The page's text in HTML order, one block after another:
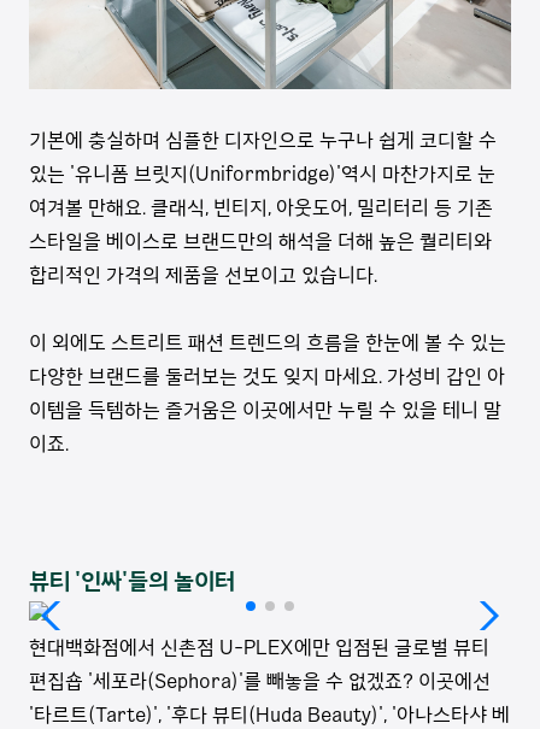
기본에 충실하며 심플한 디자인으로 누구나 쉽게 코디할 수
있는 '유니폼 브릿지(Uniformbridge)'역시 마찬가지로 눈
여겨볼 만해요. 클래식, 빈티지, 아웃도어, 밀리터리 등 기존
스타일을 베이스로 브랜드만의 해석을 더해 높은 퀄리티와
합리적인 가격의 제품을 선보이고 있습니다.
이 외에도 스트리트 패션 트렌드의 흐름을 한눈에 볼 수 있는
다양한 브랜드를 둘러보는 것도 잊지 마세요. 가성비 갑인 아
이템을 득템하는 즐거움은 이곳에서만 누릴 수 있을 테니 말
이죠.
뷰티 '인싸'들의 놀이터
현대백화점에서 신촌점 U-PLEX에만 입점된 글로벌 뷰티
편집숍 '세포라(Sephora)'를 빼놓을 수 없겠죠? 이곳에선
'타르트(Tarte)', '후다 뷰티(Huda Beauty)', '아나스타샤 베